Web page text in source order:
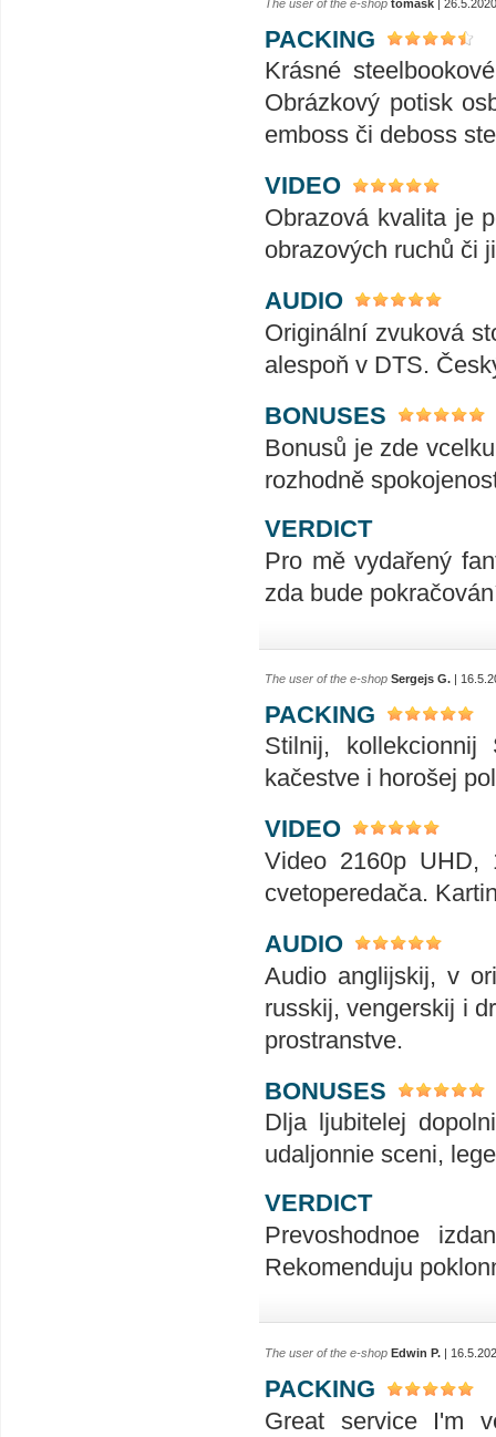
The user of the e-shop tomask |
PACKING
Krásné
Obrázkový potisk
emboss či deboss
VIDEO
Obrazová kvalita je
obrazových ruchů či
AUDIO
Originální zvuková
alespoň v DTS.
BONUSES
Bonusů je zde
rozhodně
VERDICT
Pro mě vydařený
zda bude
The user of the e-shop Sergejs G. |
PACKING
Stilnij, kollekcionnij
kačestve i horošej
VIDEO
Video 2160p UHD,
cvetoperedača.
AUDIO
Audio anglijskij, v
russkij, vengerskij i
prostranstve.
BONUSES
Dlja ljubitelej
udaljonnie sceni,
VERDICT
Prevoshodnoe
Rekomenduju
The user of the e-shop Edwin P. |
PACKING
Great service I'm